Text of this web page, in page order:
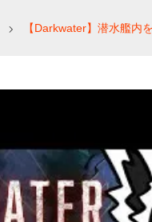
【Darkwater】潜水艦内